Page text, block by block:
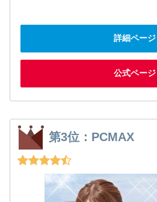
詳細ページ
公式ページ
第3位：PCMAX